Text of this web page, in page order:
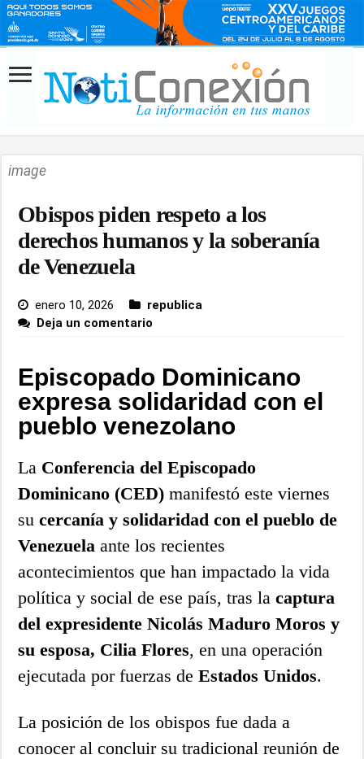
image
Obispos piden respeto a los
derechos humanos y la soberanía
de Venezuela
enero 10, 2026
republica
Deja un comentario
Episcopado Dominicano
expresa solidaridad con el
pueblo venezolano
La Conferencia del Episcopado
Dominicano (CED) manifestó este viernes
sucercanía y solidaridad con el pueblo de
Venezuela ante los recientes
acontecimientos que han impactado la vida
política y social de ese país, tras lacaptura
del expresidente Nicolás Maduro Moros y
su esposa, Cilia Flores, en una operación
ejecutada por fuerzas deEstados Unidos.
La posición de los obispos fue dada a
conocer al concluir su tradicional reunión de